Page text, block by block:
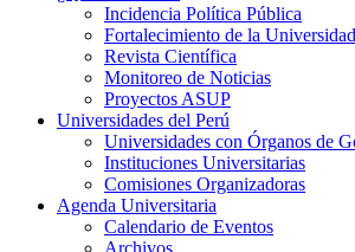
Incidencia Política Pública
Fortalecimiento de la
Revista Científica
Monitoreo de Noticias
Proyectos ASUP
Universidades del Perú
Universidades con Órganos de
Instituciones Universitarias
Comisiones Organizadoras
Agenda Universitaria
Calendario de Eventos
Archivos